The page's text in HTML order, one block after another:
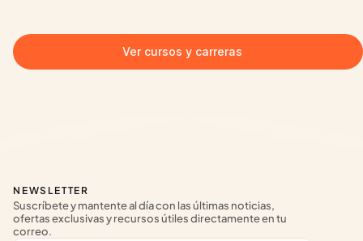
Ver cursos y carreras
NEWSLETTER
Suscríbete y mantente al día con las últimas noticias,
ofertas exclusivas y recursos útiles directamente en tu
correo.